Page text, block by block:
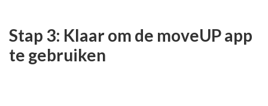
Stap 3: Klaar om de moveUP app
te gebruiken